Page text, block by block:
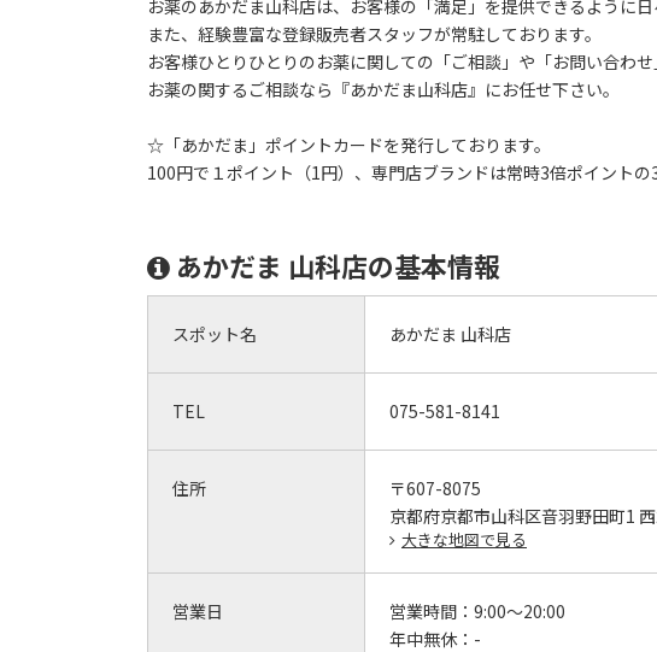
お薬のあかだま山科店は、お客様の「満足」を提供できるように日
また、経験豊富な登録販売者スタッフが常駐しております。
お客様ひとりひとりのお薬に関しての「ご相談」や「お問い合わせ
お薬の関するご相談なら『あかだま山科店』にお任せ下さい。
☆「あかだま」ポイントカードを発行しております。
100円で１ポイント（1円）、専門店ブランドは常時3倍ポイントの
あかだま 山科店の基本情報
スポット名 あかだま 山科店
TEL 075-581-8141
住所
〒607-8075
京都府京都市山科区音羽野田町1
大きな地図で見る
営業日 営業時間： 9:00～20:00
年中無休： -